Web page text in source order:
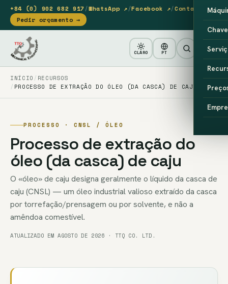
+84 (0) 902 682 917/WhatsApp ↗/Facebook ↗/Contacto
Pedir orçamento →
CLARO PT
INÍCIO
RECURSOS
PROCESSO DE EXTRAÇÃO DO ÓLEO (DA CASCA) DE CAJU
PROCESSO · CNSL / ÓLEO
Processo de extração do
óleo (da casca) de caju
O «óleo» de caju designa geralmente o líquido da casca de
caju (CNSL) — um óleo industrial valioso extraído da casca
por torrefação/prensagem ou por solvente, e não a
amêndoa comestível.
ATUALIZADO EM AGOSTO DE 2026 · TTQ CO. LTD.